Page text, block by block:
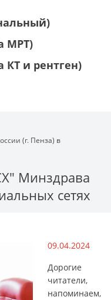
МРТ)
КТ и рентген)
(г. Пенза) в
Минздрава
сетях
09.04.2024
Дорогие
читатели,
напоминаем,